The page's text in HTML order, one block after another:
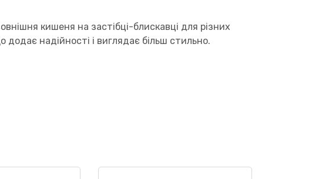
кишеня на застібці-блискавці для різних
надійності і виглядає більш стильно.